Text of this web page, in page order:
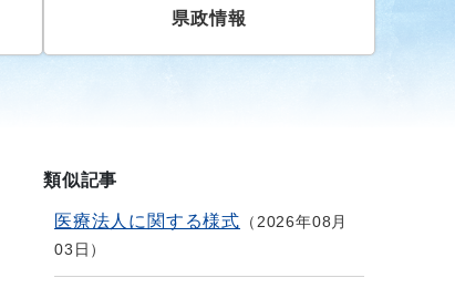
県政情報
類似記事
医療法人に関する様式
2026年08月
03日